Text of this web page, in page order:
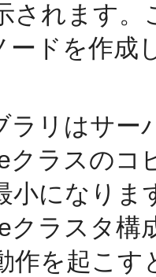
されます
ードを作成
ラリはサ
クラスのコ
小になり
クラスタ
作を起こ